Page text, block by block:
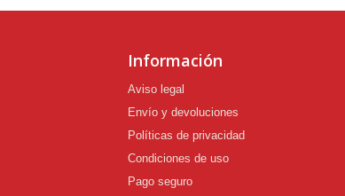
Información
Aviso legal
Envío y devoluciones
Políticas de privacidad
Condiciones de uso
Pago seguro